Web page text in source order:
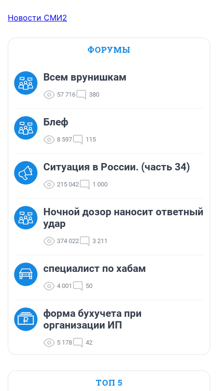
Новости СМИ2
ФОРУМЫ
Всем врунишкам
57 716 380
Блеф
8 597 115
Ситуация в России. (часть 34)
215 042 1 000
Ночной дозор наносит ответный
удар
374 022 3 211
cпециалист по хабам
4 001 50
форма бухучета при
организации ИП
5 178 42
ТОП 5